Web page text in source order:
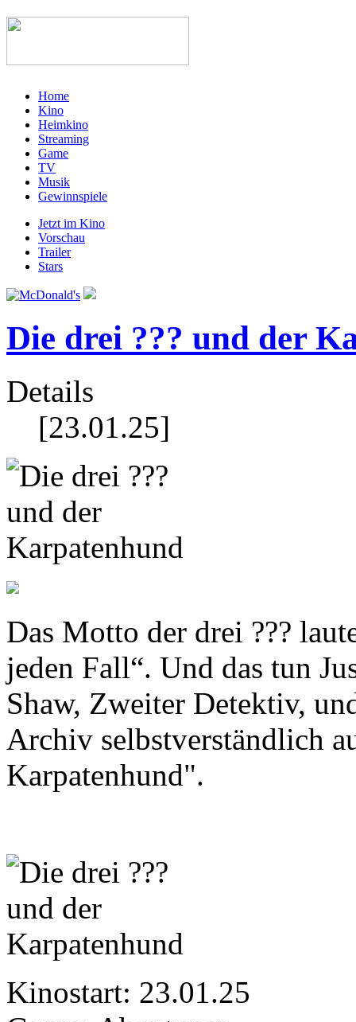
Home
Kino
Heimkino
Streaming
Game
TV
Musik
Gewinnspiele
Jetzt im Kino
Vorschau
Trailer
Stars
Die drei ??? und der
Details
[23.01.25]
Das Motto der drei ???
jeden Fall“. Und das tun
Shaw, Zweiter Detektiv,
Archiv selbstverständlich
Karpatenhund".
Kinostart: 23.01.25